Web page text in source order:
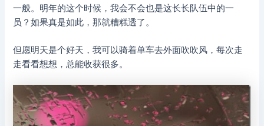
一般。明年的这个时候，我会不会也是这长长队伍中的一
员？如果真是如此，那就糟糕透了。
但愿明天是个好天，我可以骑着单车去外面吹吹风，每次走
走看看想想，总能收获很多。